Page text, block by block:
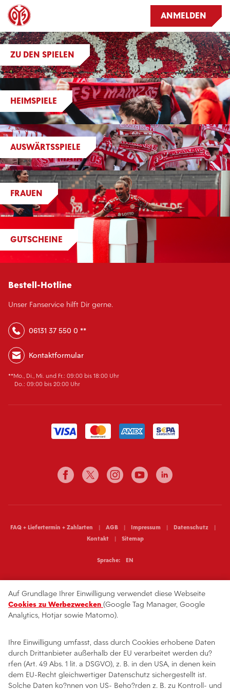
ANMELDEN
ZU DEN SPIELEN
HEIMSPIELE
AUSWÄRTSSPIELE
FRAUEN
GUTSCHEINE
Bestell-Hotline
Unser Fanservice hilft Dir gerne.
06131 37 550 0 **
Kontaktformular
**Mo., Di., Mi. und Fr.: 09:00 bis 18:00 Uhr
Do.: 09:00 bis 20:00 Uhr
FAQ + Liefertermin + Zahlarten AGB Impressum
Datenschutz
Kontakt
Sitemap
Sprache: EN
Auf Grundlage Ihrer Einwilligung verwendet diese Webseite
Cookies zu Werbezwecken (Google Tag Manager, Google
Analytics, Hotjar sowie Matomo).
Ihre Einwilligung umfasst, dass durch Cookies erhobene Daten
durch Drittanbieter außerhalb der EU verarbeitet werden du?
rfen (Art. 49 Abs. 1 lit. a DSGVO), z. B. in den USA, in denen kein
dem EU-Recht gleichwertiger Datenschutz sichergestellt ist.
Solche Daten ko?nnen von US- Beho?rden z. B. zu Kontroll- und